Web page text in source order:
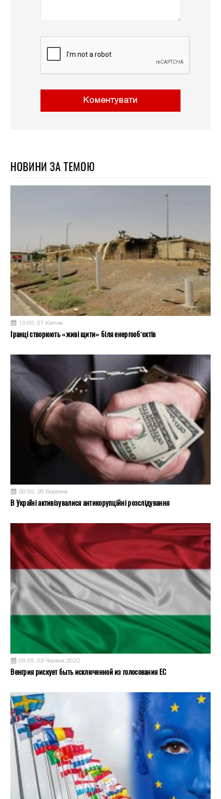
Коментувати
НОВИНИ ЗА ТЕМОЮ
19:00, 07 Квітня
Іранці створюють «живі щити» біля енергооб’єктів
20:50, 26 Березня
В Україні активізувалися антикорупційні розслідування
09:55, 03 Червня 2022
Венгрия рискует быть исключенной из голосования ЕС